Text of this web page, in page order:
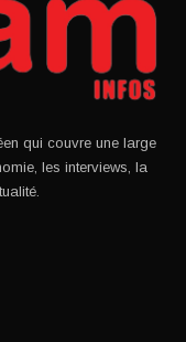
qui couvre une large
les interviews, la